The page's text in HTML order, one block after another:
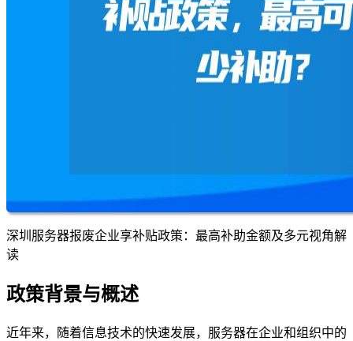
深圳服务器报废企业享补贴政策：最高补助金额及多元视角解
读
政策背景与概述
近年来，随着信息技术的快速发展，服务器在企业和组织中的